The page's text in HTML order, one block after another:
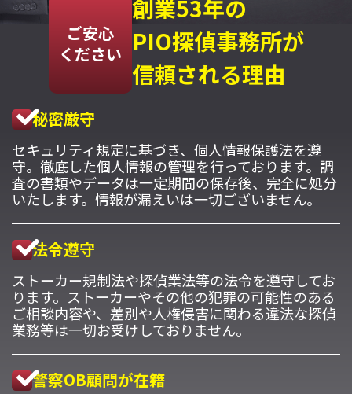
ご安心
ください
創業53年の
PIO探偵事務所が
信頼される理由
秘密厳守
セキュリティ規定に基づき、個人情報保護法を遵
守。徹底した個人情報の管理を行っております。調
査の書類やデータは一定期間の保存後、完全に処分
いたします。情報が漏えいは一切ございません。
法令遵守
ストーカー規制法や探偵業法等の法令を遵守してお
ります。ストーカーやその他の犯罪の可能性のある
ご相談内容や、差別や人権侵害に関わる違法な探偵
業務等は一切お受けしておりません。
警察OB顧問が在籍